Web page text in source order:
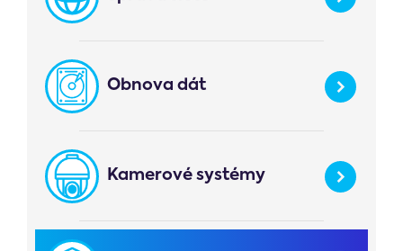
Obnova dát
Kamerové systémy